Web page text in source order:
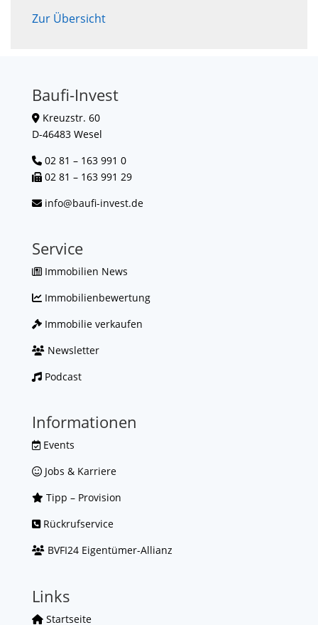
Zur Übersicht
Baufi-Invest
Kreuzstr. 60
D-46483 Wesel
02 81 – 163 991 0
02 81 – 163 991 29
info@baufi-invest.de
Service
Immobilien News
Immobilienbewertung
Immobilie verkaufen
Newsletter
Podcast
Informationen
Events
Jobs & Karriere
Tipp – Provision
Rückrufservice
BVFI24 Eigentümer-Allianz
Links
Startseite